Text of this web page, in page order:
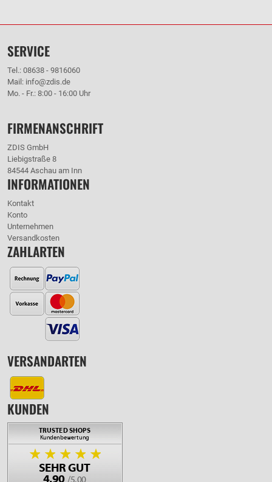
SERVICE
Tel.: 08638 - 9816060
Mail: info@zdis.de
Mo. - Fr.: 8:00 - 16:00 Uhr
FIRMENANSCHRIFT
ZDIS GmbH
Liebigstraße 8
84544 Aschau am Inn
INFORMATIONEN
Kontakt
Konto
Unternehmen
Versandkosten
ZAHLARTEN
VERSANDARTEN
KUNDEN